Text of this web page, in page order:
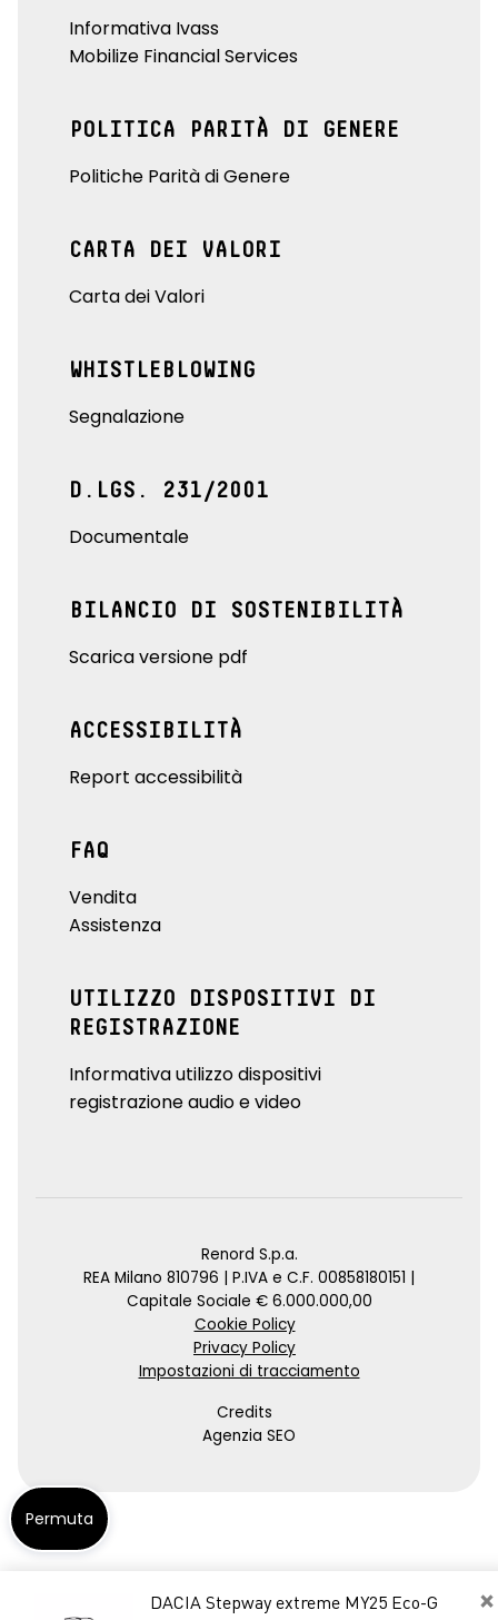
×
DACIA Stepway extreme MY25 Eco-G
Informativa Ivass
Mobilize Financial Services
POLITICA PARITÀ DI GENERE
Politiche Parità di Genere
CARTA DEI VALORI
Carta dei Valori
WHISTLEBLOWING
Segnalazione
D.LGS. 231/2001
Documentale
BILANCIO DI SOSTENIBILITÀ
Scarica versione pdf
ACCESSIBILITÀ
Report accessibilità
FAQ
Vendita
Assistenza
UTILIZZO DISPOSITIVI DI
REGISTRAZIONE
Informativa utilizzo dispositivi
registrazione audio e video
Renord S.p.a.
REA Milano 810796 | P.IVA e C.F. 00858180151 |
Capitale Sociale € 6.000.000,00
Cookie Policy
Privacy Policy
Impostazioni di tracciamento
Credits
Agenzia SEO
Permuta